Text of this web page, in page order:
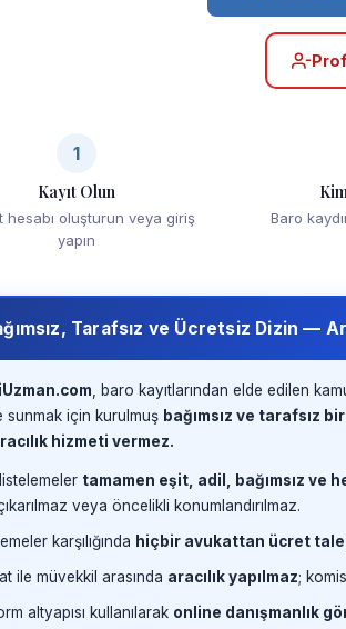
1
Kayıt Olun
hesabı oluşturun veya giriş
yapın
Baro
Tarafsız ve Ücretsiz Dizin —
, baro kayıtlarından elde edilen
sunmak için kurulmuş bağımsız ve tarafsız
hizmeti vermez.
tamamen eşit, adil, bağımsız ve
veya öncelikli konumlandırılmaz.
karşılığında hiçbir avukattan ücret
ile müvekkil arasında aracılık yapılmaz;
altyapısı kullanılarak online danışmanlık